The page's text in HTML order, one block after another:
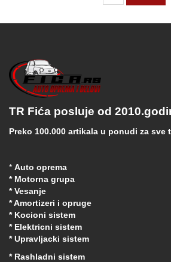
TR Fića posluje od
Preko 100.000 artikala u ponudi za sve
* Auto oprema
* Motorna grupa
* Vesanje
* Amortizeri i opruge
* Kocioni sistem
* Elektricni sistem
* Upravljacki sistem
* Rashladni sistem